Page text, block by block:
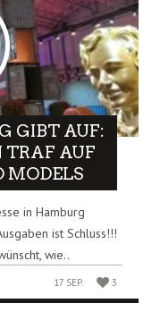
GIBT AUF:
TRAF AUF
MODELS
in Hamburg
ist Schluss!!!
wie..
17 SEP. 3